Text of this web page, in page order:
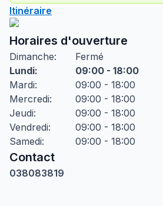
Itinéraire
Horaires d'ouverture
Dimanche:
Fermé
Lundi:
09:00 - 18:00
Mardi:
09:00 - 18:00
Mercredi:
09:00 - 18:00
Jeudi:
09:00 - 18:00
Vendredi:
09:00 - 18:00
Samedi: 09:00 - 18:00
Contact
038083819